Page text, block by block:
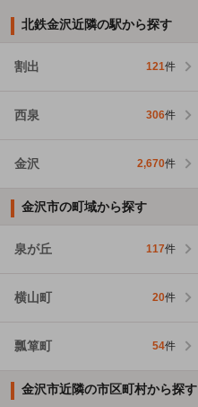
北鉄金沢近隣の駅から探す
割出 121件
西泉 306件
金沢 2,670件
金沢市の町域から探す
泉が丘 117件
横山町 20件
瓢箪町 54件
金沢市近隣の市区町村から探す